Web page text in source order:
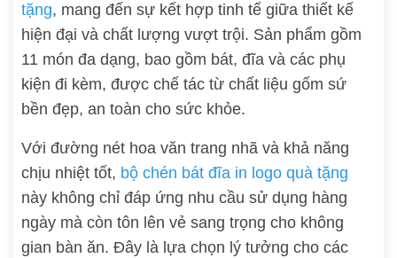
tặng, mang đến sự kết hợp tinh tế giữa thiết kế
hiện đại và chất lượng vượt trội. Sản phẩm gồm
11 món đa dạng, bao gồm bát, đĩa và các phụ
kiện đi kèm, được chế tác từ chất liệu gốm sứ
bền đẹp, an toàn cho sức khỏe.
Với đường nét hoa văn trang nhã và khả năng
chịu nhiệt tốt, bộ chén bát đĩa in logo quà tặng
này không chỉ đáp ứng nhu cầu sử dụng hàng
ngày mà còn tôn lên vẻ sang trọng cho không
gian bàn ăn. Đây là lựa chọn lý tưởng cho các